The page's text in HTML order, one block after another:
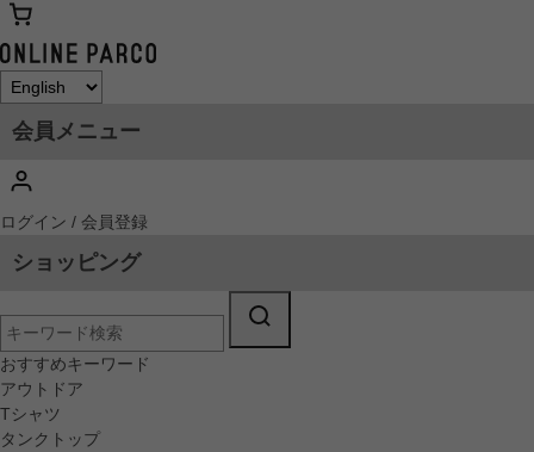
会員メニュー
ログイン / 会員登録
ショッピング
おすすめキーワード
アウトドア
Tシャツ
タンクトップ